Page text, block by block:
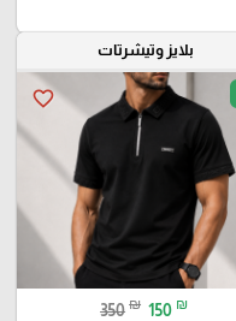
بلايز وتيشرتات
favorite_border
350 ₪ 150 ₪